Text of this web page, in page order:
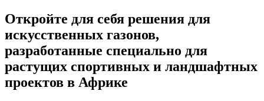
Откройте для себя решения для
искусственных газонов,
разработанные специально для
растущих спортивных и ландшафтных
проектов в Африке